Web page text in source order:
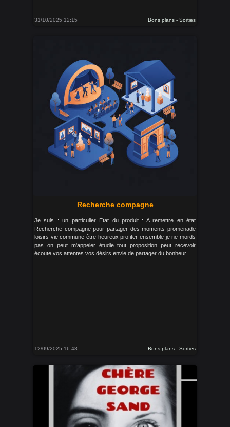
31/10/2025 12:15 Bons plans - Sorties
Recherche compagne
Je suis : un particulier Etat du produit : A remettre en état
Recherche compagne pour partager des moments promenade
loisirs vie commune être heureux profiter ensemble je ne mords
pas on peut m'appeler étudie tout proposition peut recevoir
écoute vos attentes vos désirs envie de partager du bonheur
12/09/2025 16:48 Bons plans - Sorties